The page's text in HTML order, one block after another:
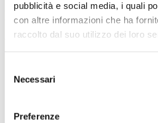
pubblicità e social media, i quali
con altre informazioni che ha
raccolto dal suo utilizzo dei loro
delNecessari
Preferenze
Maria Grazioli